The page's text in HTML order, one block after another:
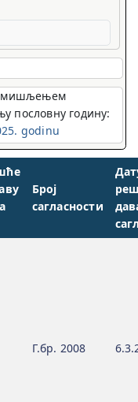
мишљењем
пословну годину:
godinu
Број
сагласности
Г.бр. 2008